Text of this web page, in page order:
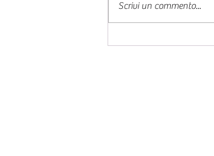
Scrivi un commento...